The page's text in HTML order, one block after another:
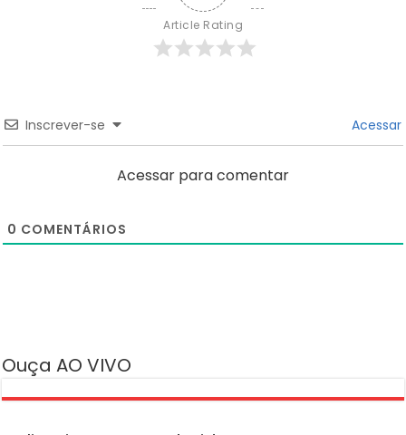
Article Rating
Inscrever-se Acessar
Acessar para comentar
0 COMENTÁRIOS
Ouça AO VIVO